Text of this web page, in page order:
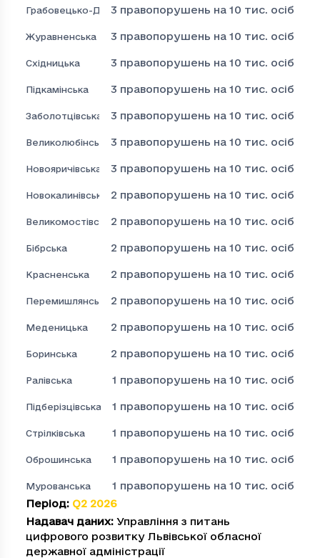
Грабовецько-Дулібівська
3 правопорушень на 10 тис. осіб
Журавненська 3 правопорушень на 10 тис. осіб
Східницька 3 правопорушень на 10 тис. осіб
Підкамінська 3 правопорушень на 10 тис. осіб
Заболотцівська 3 правопорушень на 10 тис. осіб
Великолюбінська 3 правопорушень на 10 тис. осіб
Новояричівська 3 правопорушень на 10 тис. осіб
Новокалинівська 2 правопорушень на 10 тис. осіб
Великомостівська2 правопорушень на 10 тис. осіб
Бібрська 2 правопорушень на 10 тис. осіб
Красненська 2 правопорушень на 10 тис. осіб
Перемишлянська 2 правопорушень на 10 тис. осіб
Меденицька 2 правопорушень на 10 тис. осіб
Боринська 2 правопорушень на 10 тис. осіб
Ралівська 1 правопорушень на 10 тис. осіб
Підберізцівська 1 правопорушень на 10 тис. осіб
Стрілківська 1 правопорушень на 10 тис. осіб
Оброшинська 1 правопорушень на 10 тис. осіб
Мурованська 1 правопорушень на 10 тис. осіб
Період: Q2 2026
Надавач даних: Управління з питань
цифрового розвитку Львівської обласної
державної адміністрації